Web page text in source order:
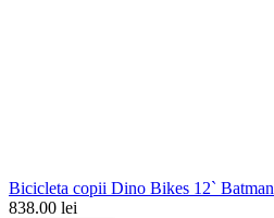
Bicicleta copii Dino Bikes 12` Batman
838.00 lei